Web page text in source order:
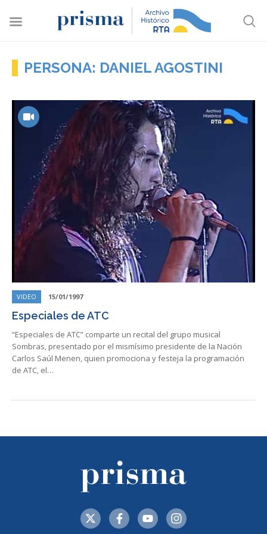
PERSONA: DANIEL AGOSTINI
VIDEO 15/01/1997
Especiales de ATC
“Especiales de ATC” comparte un recital del grupo musical
Sombras, presentado por el mismísimo presidente de la Nación
Carlos Saúl Menen, quien promociona y festeja la programación
de ATC, el…